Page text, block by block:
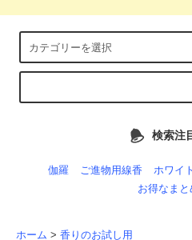
検索注
伽羅 ご進物用線香 ホワイ
お得なま
ホーム > 香りのお試し用